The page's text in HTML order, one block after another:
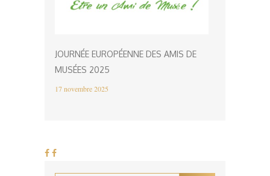
JOURNÉE EUROPÉENNE DES AMIS DE
MUSÉES 2025
17 novembre 2025